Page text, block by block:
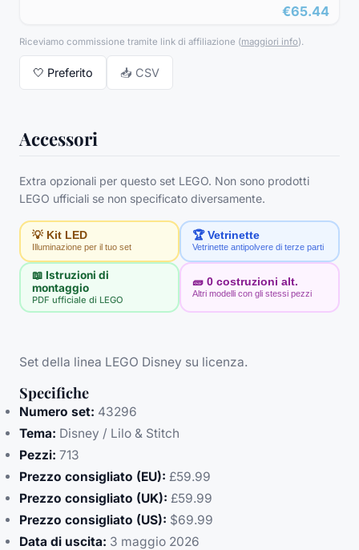
€65.44
Riceviamo commissione tramite link di affiliazione (maggiori info).
🤍 Preferito 📥 CSV
Accessori
Extra opzionali per questo set LEGO. Non sono prodotti
LEGO ufficiali se non specificato diversamente.
💡 Kit LED
Illuminazione per il tuo set
🏆 Vetrinette
Vetrinette antipolvere di terze parti
📖 Istruzioni di
montaggio
PDF ufficiale di LEGO
🧱 0 costruzioni alt.
Altri modelli con gli stessi pezzi
Set della linea LEGO Disney su licenza.
Specifiche
Numero set: 43296
Tema: Disney / Lilo & Stitch
Pezzi: 713
Prezzo consigliato (EU): £59.99
Prezzo consigliato (UK): £59.99
Prezzo consigliato (US): $69.99
Data di uscita: 3 maggio 2026